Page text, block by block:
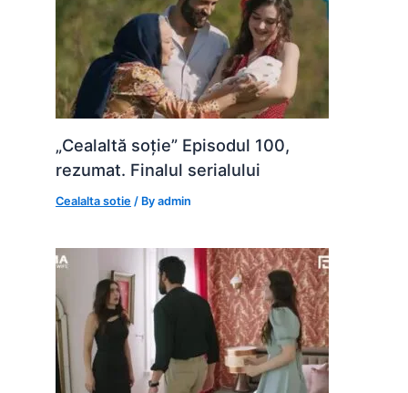
„Cealaltă soție” Episodul 100,
rezumat. Finalul serialului
Cealalta sotie / Byadmin